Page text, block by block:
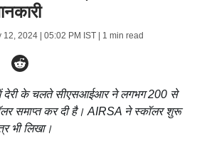
12, 2024 | 05:02 PM IST| 1 min read
में देरी के चलते सीएसआईआर ने लगभग 200 से
समाप्त कर दी है। AIRSA ने स्कॉलर शुरू
भी लिखा।